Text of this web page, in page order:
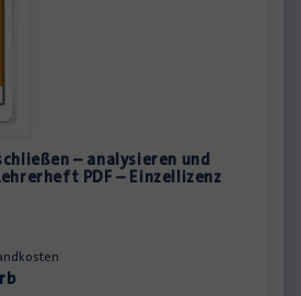
– analysieren und
PDF – Einzellizenz